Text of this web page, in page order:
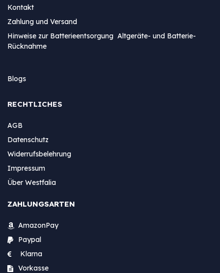
Kontakt
Zahlung und Versand
Hinweise zur Batterieentsorgung Altgeräte- und Batterie-
Rücknahme
Blogs
RECHTLICHES
AGB
Datenschutz
Widerrufsbelehrung
Impressum
Über Westfalia
ZAHLUNGSARTEN
AmazonPay
Paypal
Klarna
Vorkasse